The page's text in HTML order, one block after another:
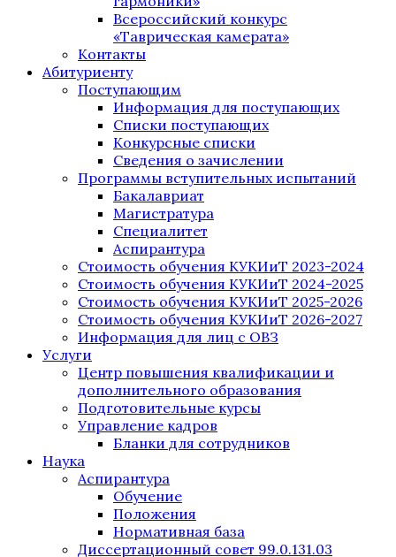
Всероссийский конкурс
«Таврическая камерата»
Контакты
Абитуриенту
Поступающим
Информация для поступающих
Списки поступающих
Конкурсные списки
Сведения о зачислении
Программы вступительных испытаний
Бакалавриат
Магистратура
Специалитет
Аспирантура
Стоимость обучения КУКИиТ 2023-2024
Стоимость обучения КУКИиТ 2024-2025
Стоимость обучения КУКИиТ 2025-2026
Стоимость обучения КУКИиТ 2026-2027
Информация для лиц с ОВЗ
Услуги
Центр повышения квалификации и
дополнительного образования
Подготовительные курсы
Управление кадров
Бланки для сотрудников
Наука
Аспирантура
Обучение
Положения
Нормативная база
Диссертационный совет 99.0.131.03